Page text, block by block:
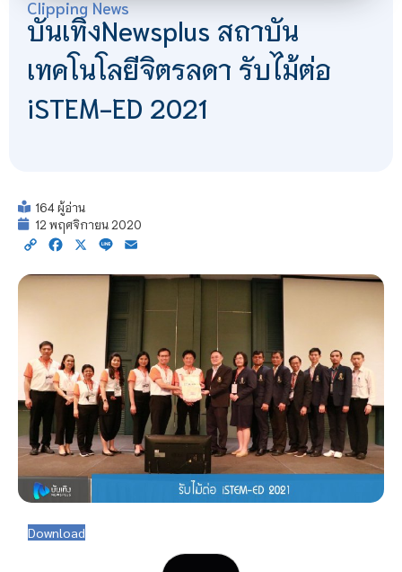
Clipping News
บันเทิงNewsplus สถาบัน
เทคโนโลยีจิตรลดา รับไม้ต่อ
iSTEM-ED 2021
164 ผู้อ่าน
12 พฤศจิกายน 2020
Copy Facebook
X Line
Download